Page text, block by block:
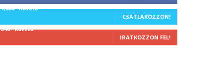
1,000 Követő
CSATLAKOZZON!
340 Követő
IRATKOZZON FEL!